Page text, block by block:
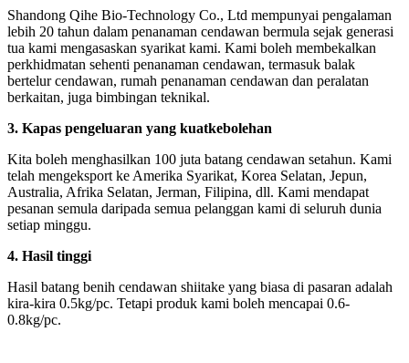
Shandong Qihe Bio-Technology Co., Ltd mempunyai pengalaman
lebih 20 tahun dalam penanaman cendawan bermula sejak generasi
tua kami mengasaskan syarikat kami. Kami boleh membekalkan
perkhidmatan sehenti penanaman cendawan, termasuk balak
bertelur cendawan, rumah penanaman cendawan dan peralatan
berkaitan, juga bimbingan teknikal.
3. Kapas pengeluaran yang kuatkebolehan
Kita boleh menghasilkan 100 juta batang cendawan setahun. Kami
telah mengeksport ke Amerika Syarikat, Korea Selatan, Jepun,
Australia, Afrika Selatan, Jerman, Filipina, dll. Kami mendapat
pesanan semula daripada semua pelanggan kami di seluruh dunia
setiap minggu.
4. Hasil tinggi
Hasil batang benih cendawan shiitake yang biasa di pasaran adalah
kira-kira 0.5kg/pc. Tetapi produk kami boleh mencapai 0.6-
0.8kg/pc.